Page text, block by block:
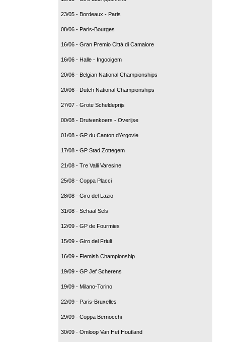
23/05 - Bordeaux - Paris
08/06 - Paris-Bourges
16/06 - Gran Premio Città di Camaiore
16/06 - Halle - Ingooigem
20/06 - Belgian National Championships
20/06 - Dutch National Championships
27/07 - Grote Scheldeprijs
00/08 - Druivenkoers - Overijse
01/08 - GP du Canton d'Argovie
17/08 - GP Stad Zottegem
21/08 - Tre Valli Varesine
25/08 - Coppa Placci
28/08 - Giro del Lazio
31/08 - Schaal Sels
12/09 - GP de Fourmies
15/09 - Giro del Friuli
16/09 - Flemish Championship
19/09 - GP Jef Scherens
19/09 - Milano-Torino
22/09 - Paris-Bruxelles
29/09 - Coppa Bernocchi
30/09 - Omloop Van Het Houtland